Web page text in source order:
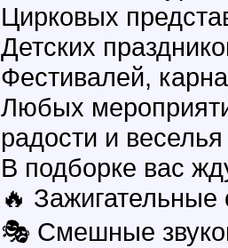
Цирковых
Детских
Фестивалей,
Любых
радости и веселья
В подборке вас
🔥
🎭 Смешные